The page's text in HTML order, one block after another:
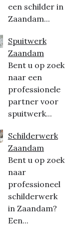
een schilder in
Zaandam...
Spuitwerk
Zaandam
Bent u op zoek
naar een
professionele
partner voor
spuitwerk...
Schilderwerk
Zaandam
Bent u op zoek
naar
professioneel
schilderwerk
in Zaandam?
Een...